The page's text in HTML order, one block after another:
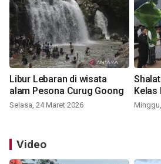
Libur Lebaran di wisata
alam Pesona Curug Goong
Selasa, 24 Maret 2026
Kelas
Video